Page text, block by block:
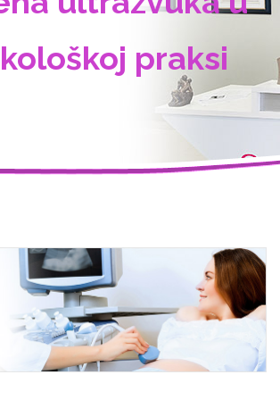
praksi